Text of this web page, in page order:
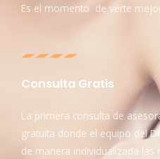
Es el momento de verte
Consulta Gratis
La primera consulta de
gratuita donde el equipo del
de manera individualizada las